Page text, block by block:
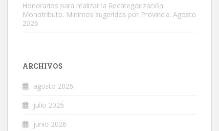
Honorarios para realizar la Recategorización
Monotributo. Mínimos sugeridos por Provincia. Agosto
2026
ARCHIVOS
agosto 2026
julio 2026
junio 2026